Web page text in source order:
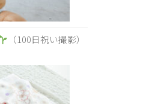
（100日祝い撮影）